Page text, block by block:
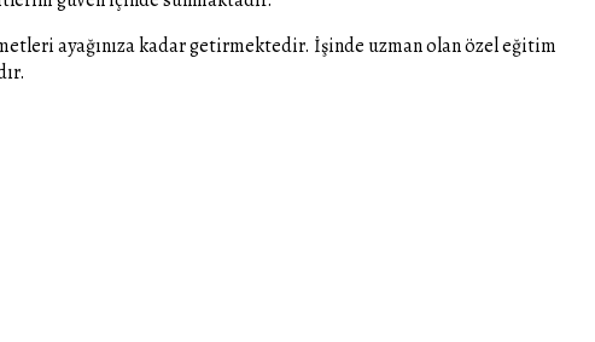
ayağınıza kadar getirmektedir. İşinde uzman olan özel eğitim